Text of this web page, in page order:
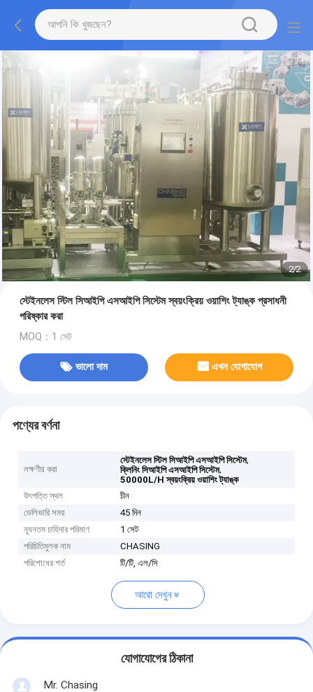
2/2
স্টেইনলেস স্টিল সিআইপি এসআইপি সিস্টেম স্বয়ংক্রিয় ওয়াশিং ট্যাঙ্ক প্রসাধনী
পরিষ্কার করা
MOQ：1 সেট
ভালো দাম এখন যোগাযোগ
পণ্যের বর্ণনা
লক্ষণীয় করা
স্টেইনলেস স্টিল সিআইপি এসআইপি সিস্টেম,
ক্লিনিং সিআইপি এসআইপি সিস্টেম,
50000L/H স্বয়ংক্রিয় ওয়াশিং ট্যাঙ্ক
উৎপত্তি স্থল
চীন
ডেলিভারি সময়
45 দিন
ন্যূনতম চাহিদার পরিমাণ
1 সেট
পরিচিতিমুলক নাম
CHASING
পরিশোধের শর্ত
টি/টি, এল/সি
আরো দেখুন
যোগাযোগের ঠিকানা
Mr. Chasing